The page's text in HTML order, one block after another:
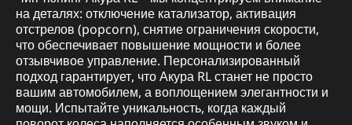
на деталях: отключение катализатор, активация
отстрелов (popcorn), снятие ограничения скорости,
что обеспечивает повышение мощности и более
отзывчивое управление. Персонализированный
подход гарантирует, что Акура RL станет не просто
вашим автомобилем, а воплощением элегантности и
мощи. Испытайте уникальность, когда каждый